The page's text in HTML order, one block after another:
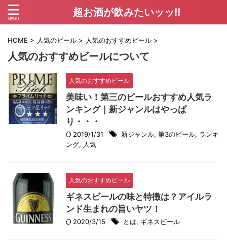
超お酒が飲みたいッッ!!
HOME > 人気のビール > 人気のおすすめビール >
人気のおすすめビールについて
人気のおすすめビール
美味い！第三のビールおすすめ人気ラ
ンキング｜新ジャンルはやっぱ
り・・・
2019/1/31 新ジャンル, 第3のビール, ランキ
ング, 人気
人気のおすすめビール
ギネスビールの味と特徴は？アイルラ
ンド生まれの旨いヤツ！
2020/3/15 とは, ギネスビール